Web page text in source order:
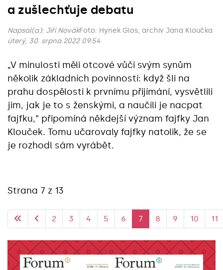
a zušlechťuje debatu
Napsal(a): Jiří NovákFoto: Hynek Glos, archiv Jana Kloučka
úterý, 30. srpna 2022 09:54
„V minulosti měli otcové vůči svým synům
několik základních povinností: když šli na
prahu dospělosti k prvnímu přijímání, vysvětlili
jim, jak je to s ženskými, a naučili je nacpat
fajfku,“ připomíná někdejší význam fajfky Jan
Klouček. Tomu učarovaly fajfky natolik, že se
je rozhodl sám vyrábět.
Strana 7 z 13
2 3 4 5 6 7 8 9 10 11